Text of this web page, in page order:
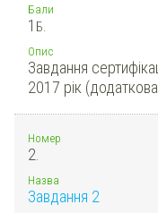
Бали
1 Б.
Опис
Завдання
2017 рік (додаткова
Номер
2.
Назва
Завдання 2